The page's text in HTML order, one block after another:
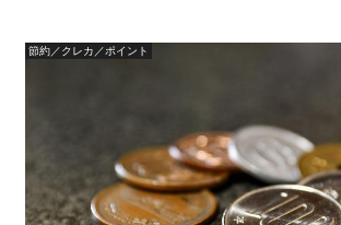
節約／クレカ／ポイント